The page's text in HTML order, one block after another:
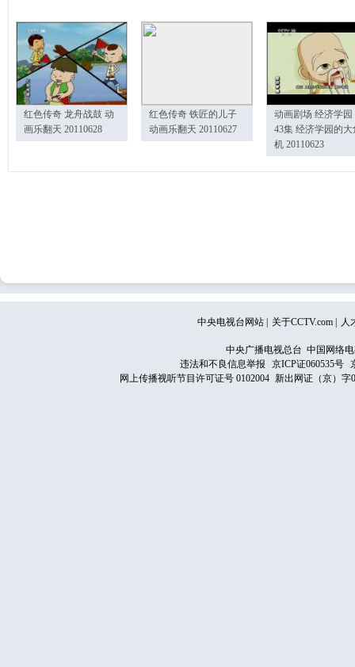
红色传奇 龙舟战鼓 动
画乐翻天 20110628
红色传奇 铁匠的儿子
动画乐翻天 20110627
动画剧场 经济学园
43集 经济学园的大
机 20110623
中央电视台网站 关于CCTV.com 人
中央广播电视总台 中国网络
违法和不良信息举报
京ICP证060535号
网上传播视听节目许可证号 0102004 新出网证（京）